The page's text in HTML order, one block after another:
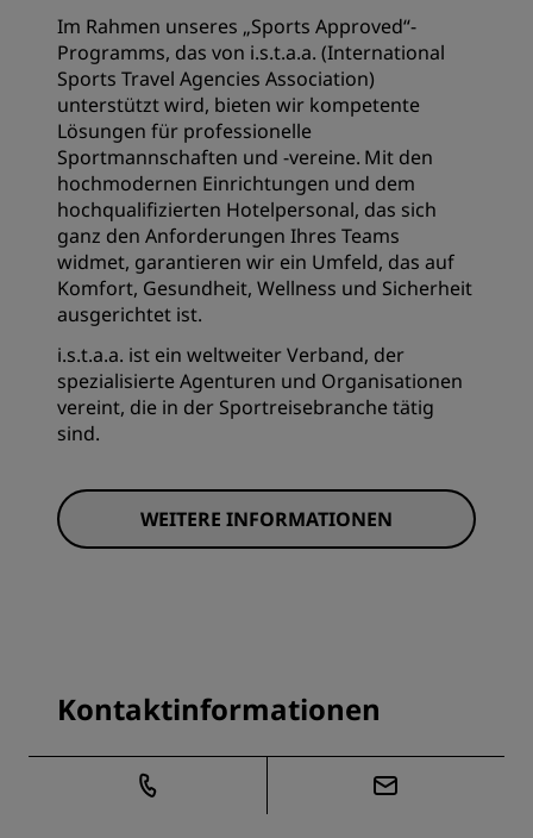
Im Rahmen unseres „Sports Approved“-
Programms, das von i.s.t.a.a. (International
Sports Travel Agencies Association)
unterstützt wird, bieten wir kompetente
Lösungen für professionelle
Sportmannschaften und -vereine. Mit den
hochmodernen Einrichtungen und dem
hochqualifizierten Hotelpersonal, das sich
ganz den Anforderungen Ihres Teams
widmet, garantieren wir ein Umfeld, das auf
Komfort, Gesundheit, Wellness und Sicherheit
ausgerichtet ist.
i.s.t.a.a. ist ein weltweiter Verband, der
spezialisierte Agenturen und Organisationen
vereint, die in der Sportreisebranche tätig
sind.
WEITERE INFORMATIONEN
Kontaktinformationen